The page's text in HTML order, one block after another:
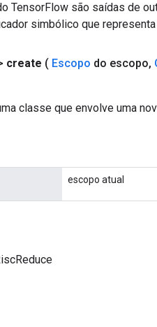
TensorFlow são saídas de
simbólico que
create ( Escopo do escopo,
classe que envolve uma
escopo atual